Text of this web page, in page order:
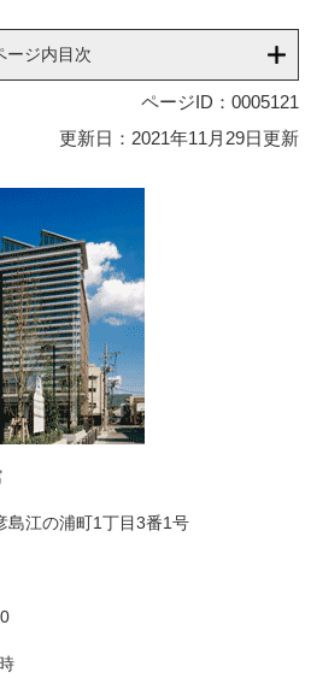
ージ内目次
ページID：0005121
更新日：2021年11月29日更新
江の浦町1丁目3番1号